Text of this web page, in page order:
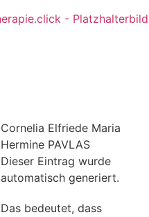
Cornelia Elfriede Maria
Hermine PAVLAS
Dieser Eintrag wurde
automatisch generiert.
Das bedeutet, dass